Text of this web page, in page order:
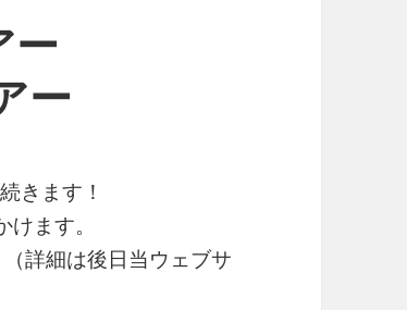
ー
ー
きます！
ます。
詳細は後日当ウェブサ